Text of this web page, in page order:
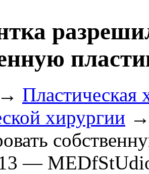
→ Пластическая
хирургии →
—